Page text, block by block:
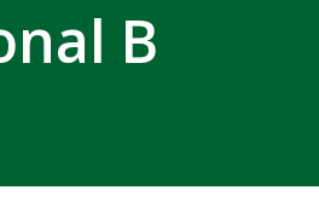
B